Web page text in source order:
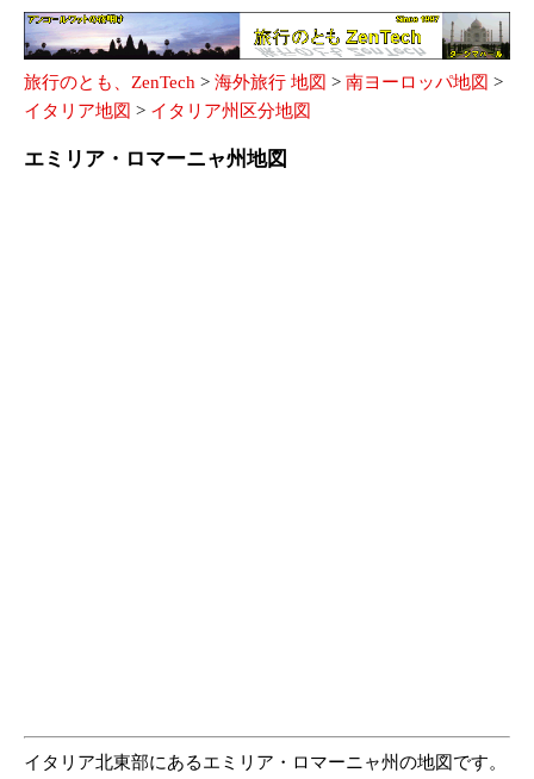
旅行のとも、ZenTech > 海外旅行 地図 > 南ヨーロッパ地図 >
イタリア地図 > イタリア州区分地図
エミリア・ロマーニャ州地図
イタリア北東部にあるエミリア・ロマーニャ州の地図です。